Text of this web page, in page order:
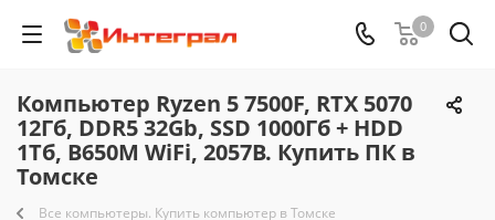
0
Компьютер Ryzen 5 7500F, RTX 5070
12Гб, DDR5 32Gb, SSD 1000Гб + HDD
1Тб, B650M WiFi, 2057B. Купить ПК в
Томске
Все компьютеры. Купить компьютер в Томске